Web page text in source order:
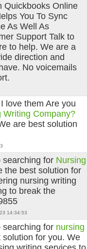
Quickbooks Online
You To Sync
As Well As
Support Talk to
to help. We are a
direction and
No voicemails
love them Are you
Writing Company?
are best solution
searching for Nursing
the best solution for
nursing writing
to break the
14:34:53
searching for nursing
for you. We